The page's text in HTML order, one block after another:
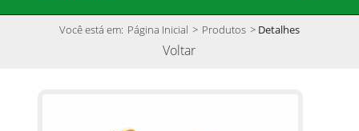
Você está em: Página Inicial > Produtos > Detalhes
Voltar